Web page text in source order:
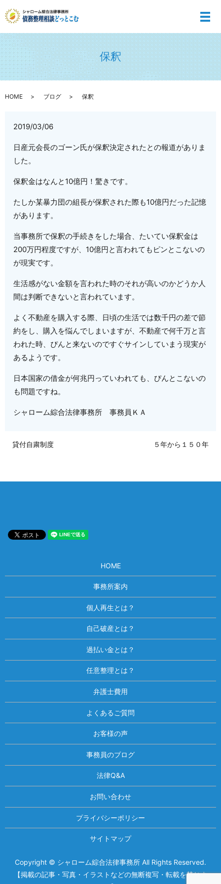
メ
保釈
HOME ブログ 保釈
2019/03/06
日産元会長のゴーン氏が保釈決定されたとの報道がありま
した。
保釈金はなんと10億円！驚きです。
たしか某暴力団の組長が保釈された際も10億円だった記憶
があります。
当事務所で保釈の手続きをした場合、たいてい保釈金は
200万円程度ですが、10億円と言われてもピンとこないの
が現実です。
生活感がない金額を言われた時のそれが高いのかどうか人
間は判断できないと言われています。
よく不動産を購入する際、日頃の生活では数千円の差で節
約をし、購入を悩んでしまいますが、不動産で何千万と言
われた時、ぴんと来ないのですぐサインしていまう現実が
あるようです。
日本国家の借金が何兆円っていわれても、ぴんとこないの
も問題ですね。
シャローム綜合法律事務所 事務員ＫＡ
貸付自粛制度 ５年から１５０年
相談は何度でも無料！
電話受付 9:00~22:00
HOME
事務所案内
個人再生とは？
自己破産とは？
過払い金とは？
任意整理とは？
弁護士費用
よくあるご質問
お客様の声
事務員のブログ
法律Q&A
お問い合わせ
プライバシーポリシー
サイトマップ
Copyright © シャローム綜合法律事務所 All Rights Reserved.
【掲載の記事・写真・イラストなどの無断複写・転載を禁じま